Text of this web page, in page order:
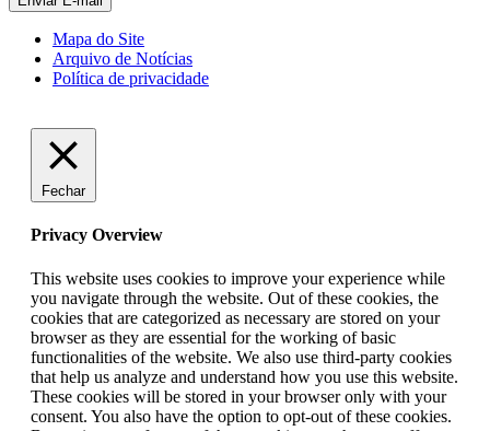
Mapa do Site
Arquivo de Notícias
Política de privacidade
Fechar
Privacy Overview
This website uses cookies to improve your experience while
you navigate through the website. Out of these cookies, the
cookies that are categorized as necessary are stored on your
browser as they are essential for the working of basic
functionalities of the website. We also use third-party cookies
that help us analyze and understand how you use this website.
These cookies will be stored in your browser only with your
consent. You also have the option to opt-out of these cookies.